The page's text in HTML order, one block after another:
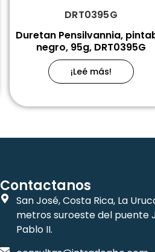
DRT0395G
Duretan Pensilvannia,
negro, 95g, DRT0395G
¡Leé más!
Contactanos
San José, Costa Rica, La
metros suroeste del puente
Pablo II.